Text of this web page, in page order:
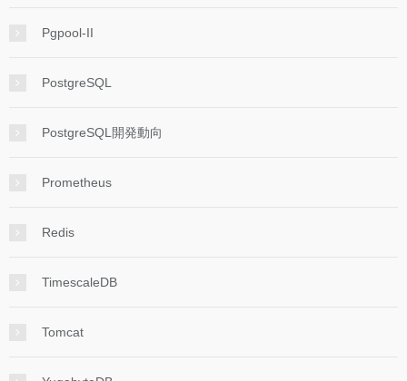
Pgpool-II
PostgreSQL
PostgreSQL開発動向
Prometheus
Redis
TimescaleDB
Tomcat